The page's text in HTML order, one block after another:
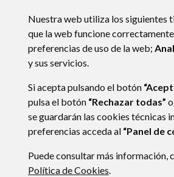
Nuestra web utiliza los siguientes
que la web funcione
preferencias de uso de la web;
y sus servicios.
Si acepta pulsando el botón
pulsa el botón “Rechazar todas”
se guardarán las cookies técnicas
preferencias acceda al “Panel de
Puede consultar más información,
Política de Cookies.